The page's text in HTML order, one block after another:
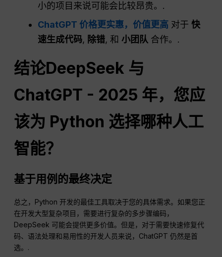
小的项目来说可能会比较昂贵。.
ChatGPT 价格更实惠，价值更高 对于快
速生成代码, 除错, 和小团队 合作。.
结论DeepSeek 与
ChatGPT - 2025 年，您应
该为 Python 选择哪种人工
智能？
基于用例的最终决定
总之，Python 开发的最佳工具取决于您的具体需求。如果您正
在开发大型复杂项目，需要进行复杂的多步骤编码，
DeepSeek 可能会提供更多价值。但是，对于需要快速修复代
码、语法处理和易用性的开发人员来说，ChatGPT 仍然是首
选。.